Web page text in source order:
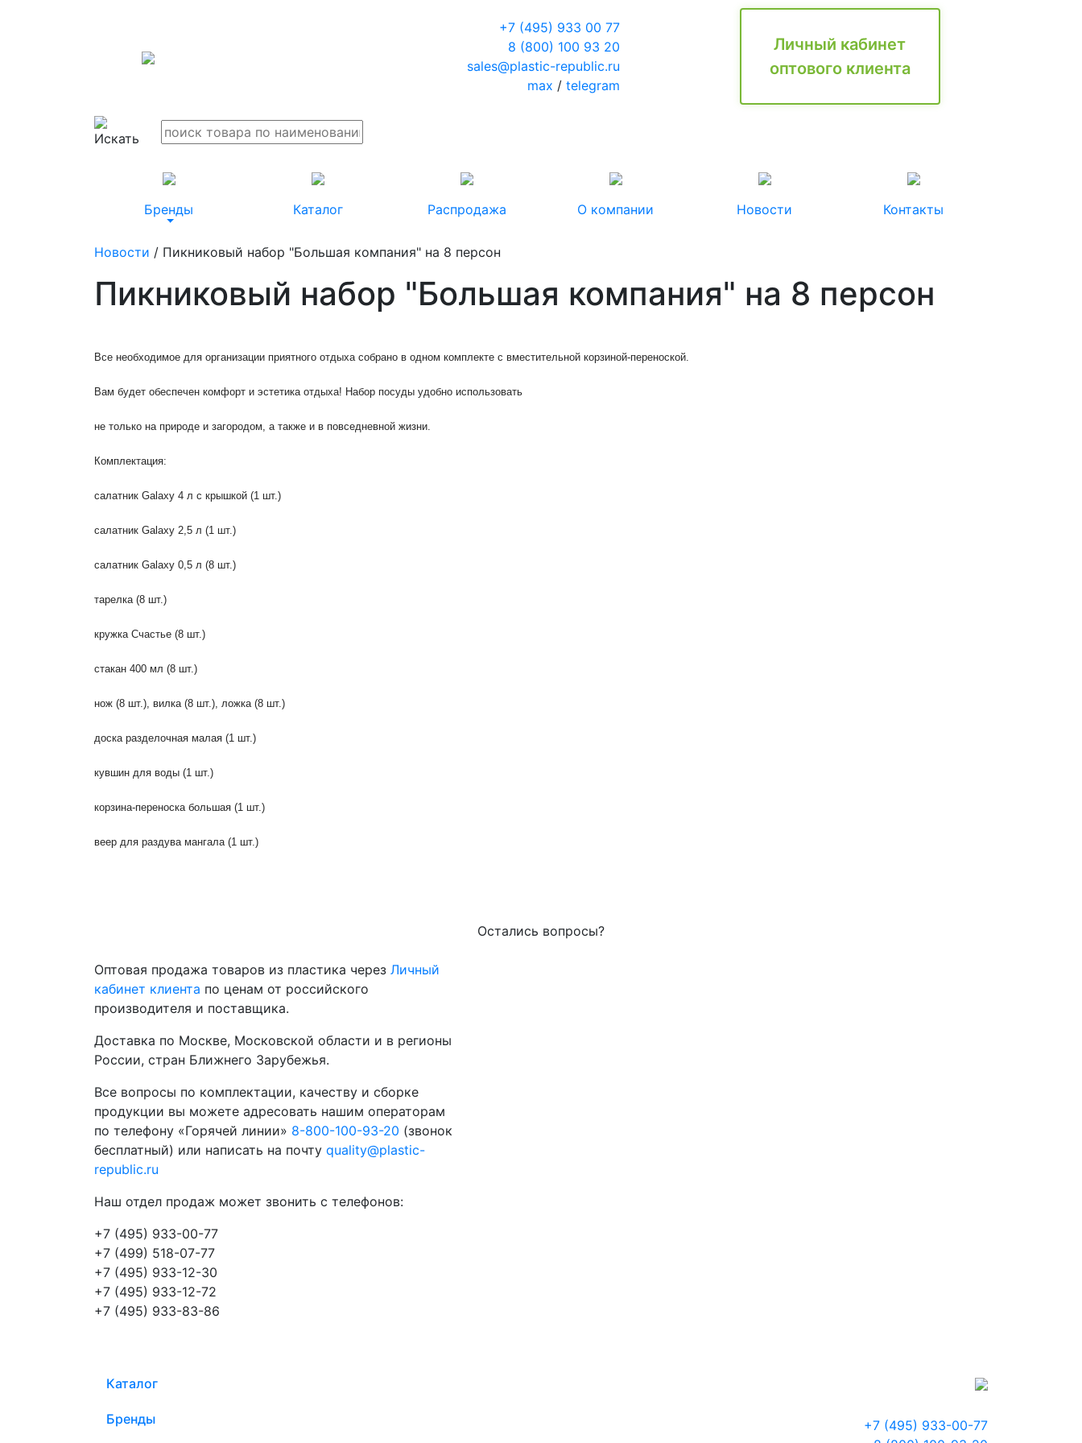
+7 (495) 933 00 77
8 (800) 100 93 20
sales@plastic-republic.ru
max / telegram
Личный кабинет
оптового клиента
Бренды Каталог Распродажа О компании Новости Контакты
Новости / Пикниковый набор "Большая компания" на 8 персон
Пикниковый набор "Большая компания" на 8 персон
Все необходимое для организации приятного отдыха собрано в одном комплекте с вместительной корзиной-переноской
Вам будет обеспечен комфорт и эстетика отдыха! Набор посуды удобно использовать
не только на природе и загородом, а также и в повседневной жизни.
Комплектация:
салатник Galaxy 4 л с крышкой (1 шт.)
салатник Galaxy 2,5 л (1 шт.)
салатник Galaxy 0,5 л (8 шт.)
тарелка (8 шт.)
кружка Счастье (8 шт.)
стакан 400 мл (8 шт.)
нож (8 шт.), вилка (8 шт.), ложка (8 шт.)
доска разделочная малая (1 шт.)
кувшин для воды (1 шт.)
корзина-переноска большая (1 шт.)
веер для раздува мангала (1 шт.)
Остались вопросы?
Оптовая продажа товаров из пластика через Личный
кабинет клиента по ценам от российского
производителя и поставщика.
Доставка по Москве, Московской области и в регионы
России, стран Ближнего Зарубежья.
Все вопросы по комплектации, качеству и сборке
продукции вы можете адресовать нашим операторам
по телефону «Горячей линии» 8-800-100-93-20 (звонок
бесплатный) или написать на почту quality@plastic-
republic.ru
Наш отдел продаж может звонить с телефонов:
+7 (495) 933-00-77
+7 (499) 518-07-77
+7 (495) 933-12-30
+7 (495) 933-12-72
+7 (495) 933-83-86
Каталог
Бренды
+7 (495) 933-00-77